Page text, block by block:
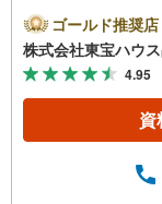
とも包み
トを大切
報も含め
しょう。
産キャン
ボーナス
予約をす
ゴールド推奨店
株式会社東宝ハウ
4.95
資